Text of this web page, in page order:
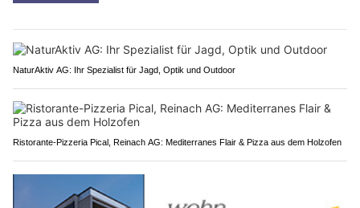
NaturAktiv AG: Ihr Spezialist für Jagd, Optik und Outdoor
Ristorante-Pizzeria Pical, Reinach AG: Mediterranes Flair & Pizza aus dem Holzofen